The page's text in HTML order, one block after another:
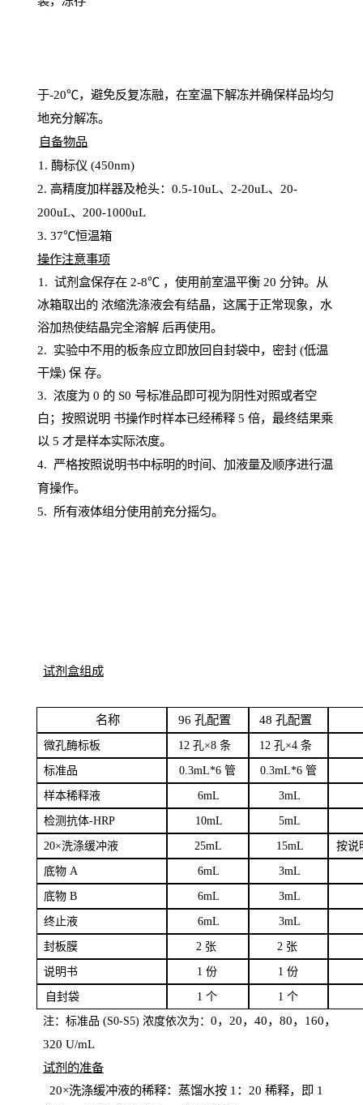
于-20℃，避免反复冻融，在室温下解冻并确保样品均匀
地充分解冻。
自备物品
1 . 酶标仪 (450nm)
2. 高精度加样器及枪头： 0.5-10uL、 2-20uL、 20-
200uL、 200-1000uL
3. 37℃恒温箱
操作注意事项
1. 试剂盒保存在 2-8℃ ，使用前室温平衡 20 分钟。从
冰箱取出的 浓缩洗涤液会有结晶，这属于正常现象，水
浴加热使结晶完全溶解 后再使用。
2. 实验中不用的板条应立即放回自封袋中，密封(低温
干燥) 保 存。
3. 浓度为 0 的 S0 号标准品即可视为阴性对照或者空
白；按照说明 书操作时样本已经稀释5 倍，最终结果乘
以 5 才是样本实际浓度。
4. 严格按照说明书中标明的时间、加液量及顺序进行温
育操作。
5. 所有液体组分使用前充分摇匀。
试剂盒组成
名称 96 孔配置 48 孔配置
微孔酶标板 12 孔×8 条 12 孔×4 条
标准品 0.3mL*6 管 0.3mL*6 管
样本稀释液 6mL 3mL
检测抗体-HRP 10mL 5mL
20×洗涤缓冲液 25mL 15mL 按说
底物A 6mL 3mL
底物B 6mL 3mL
终止液 6mL 3mL
封板膜 2 张 2 张
说明书 1 份 1 份
自封袋 1 个 1 个
注：标准品 (S0-S5) 浓度依次为： 0，20，40，80，160，
320 U/mL
试剂的准备
20×洗涤缓冲液的稀释：蒸馏水按 1：20 稀释，即 1